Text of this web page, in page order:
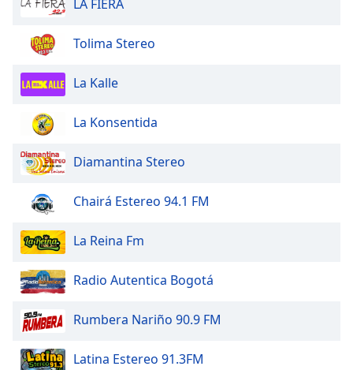
window.
Escape
cancel
window.
Background
LA FIERA
Tolima Stereo
La Kalle
La Konsentida
Diamantina Stereo
Chairá Estereo 94.1 FM
La Reina Fm
Radio Autentica Bogotá
Rumbera Nariño 90.9 FM
Latina Estereo 91.3FM